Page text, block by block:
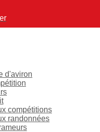
d'aviron
compétitions
randonnées